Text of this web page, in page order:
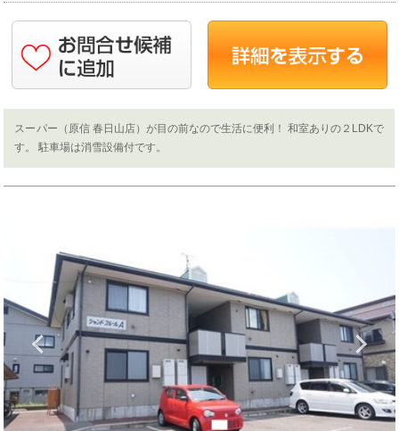
スーパー（原信 春日山店）が目の前なので生活に便利！ 和室ありの２LDKで
す。 駐車場は消雪設備付です。
Previous